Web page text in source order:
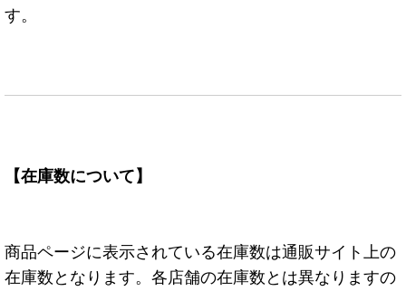
す。
【在庫数について】
商品ページに表示されている在庫数は通販サイト上の
在庫数となります。各店舗の在庫数とは異なりますの